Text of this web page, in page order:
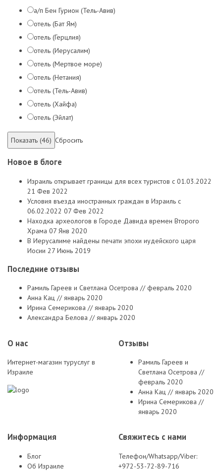
а/п Бен Гурион (Тель-Авив)
отель (Бат Ям)
отель (Герцлия)
отель (Иерусалим)
отель (Мертвое море)
отель (Нетания)
отель (Тель-Авив)
отель (Хайфа)
отель (Эйлат)
Сбросить
Новое в блоге
Израиль открывает границы для всех туристов с 01.03.2022
21 Фев 2022
Условия въезда иностранных граждан в Израиль с
06.02.2022 07 Фев 2022
Находка археологов в Городе Давида времен Второго
Храма 07 Янв 2020
В Иерусалиме найдены печати эпохи иудейского царя
Иосии 27 Июнь 2019
Последние отзывы
Рамиль Гареев и Светлана Осетрова // февраль 2020
Анна Кац // январь 2020
Ирина Семерикова // январь 2020
Александра Белова // январь 2020
О нас
Интернет-магазин туруслуг в
Израиле
Отзывы
Рамиль Гареев и
Светлана Осетрова //
февраль 2020
Анна Кац // январь 2020
Ирина Семерикова //
январь 2020
Информация
Блог
Об Израиле
Свяжитесь с нами
Телефон/Whatsapp/Viber:
+972-53-72-89-716